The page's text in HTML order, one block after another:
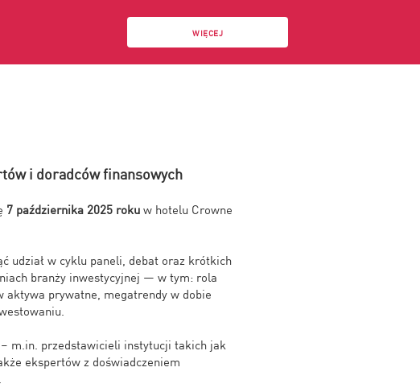
WIĘCEJ
i doradców finansowych
7 października 2025 rokuw hotelu Crowne
udział w cyklu paneli, debat oraz krótkich
branży inwestycyjnej — w tym: rola
aktywa prywatne, megatrendy w dobie
m.in. przedstawicieli instytucji takich jak
ekspertów z doświadczeniem